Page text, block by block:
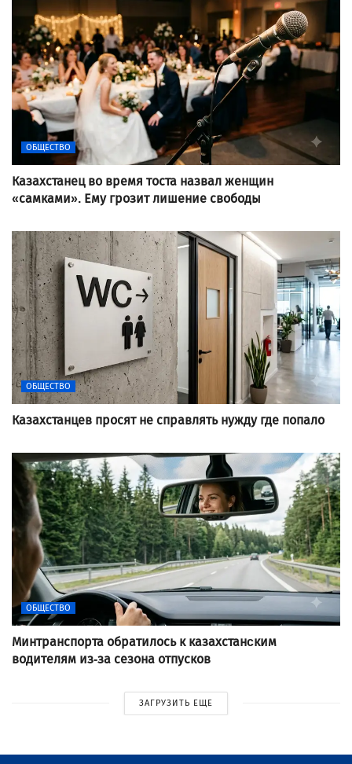
ОБЩЕСТВО
Казахстанец во время тоста назвал женщин
«самками». Ему грозит лишение свободы
ОБЩЕСТВО
Казахстанцев просят не справлять нужду где попало
ОБЩЕСТВО
Минтранспорта обратилось к казахстанcким
водителям из-за сезона отпусков
ЗАГРУЗИТЬ ЕЩЕ